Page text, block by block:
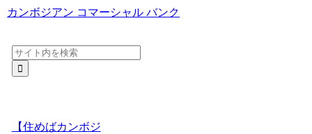
カンボジアン コマーシャル バンク
【住めばカンボジ